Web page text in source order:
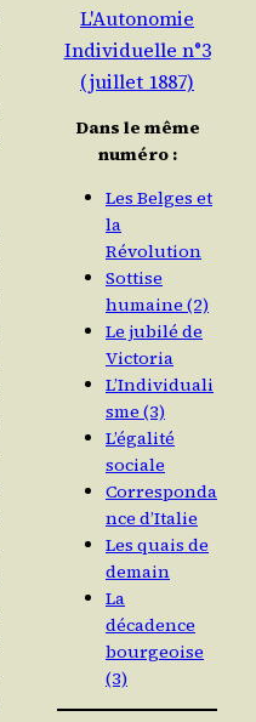
L'Autonomie
Individuelle n°3
(juillet 1887)
Dans le même
numéro :
Les Belges et
la
Révolution
Sottise
humaine (2)
Le jubilé de
Victoria
L’Individuali
sme (3)
L’égalité
sociale
Corresponda
nce d’Italie
Les quais de
demain
La
décadence
bourgeoise
(3)